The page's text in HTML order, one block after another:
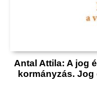
Antal Attila: A jog
kormányzás.